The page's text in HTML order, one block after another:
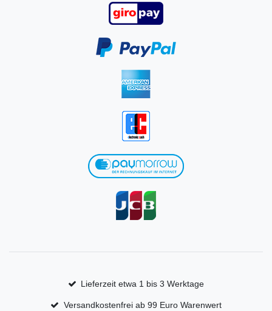
Lieferzeit etwa 1 bis 3 Werktage
Versandkostenfrei ab 99 Euro Warenwert